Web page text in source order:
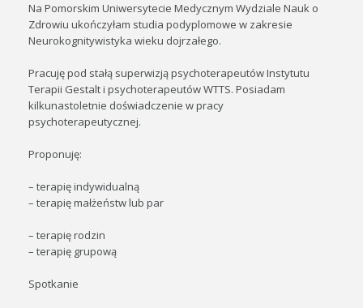
Na Pomorskim Uniwersytecie Medycznym Wydziale Nauk o
Zdrowiu ukończyłam studia podyplomowe w zakresie
Neurokognitywistyka wieku dojrzałego.
Pracuję pod stałą superwizją psychoterapeutów Instytutu
Terapii Gestalt i psychoterapeutów WTTS. Posiadam
kilkunastoletnie doświadczenie w pracy
psychoterapeutycznej.
Proponuję:
– terapię indywidualną
– terapię małżeństw lub par
– terapię rodzin
– terapię grupową
Spotkanie